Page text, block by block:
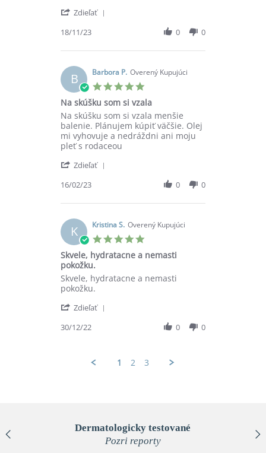
18
2023
Zdieľať
Michaela
on
18
Nov
2023
18/11/23 0 0
B Barbora P. Overený Kupujúci
5.0
star
rating
Na skúšku som si vzala
Review
by
Barbora
P.
16
2023
review
stating
Na
skúšku
si
Na skúšku som si vzala menšie
balenie. Plánujem kúpiť väčšie. Olej
mi vyhovuje a nedráždni ani moju
pleť s rodaceou
Zdieľať
Barbora
on
16
Feb
2023
16/02/23 0 0
K Kristina S. Overený Kupujúci
5.0
rating
Skvele, hydratacne a nemasti
pokožku.
Review
by
S.
30
review
stating
hydratacne
nemasti
Skvele, hydratacne a nemasti
pokožku.
Zdieľať
30/12/22 0 0
1 2 3
Dermatologicky testované
Pozri reporty